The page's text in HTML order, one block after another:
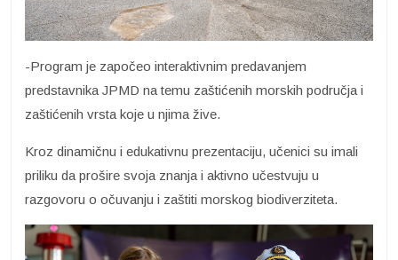
-Program je započeo interaktivnim predavanjem
predstavnika JPMD na temu zaštićenih morskih područja i
zaštićenih vrsta koje u njima žive.
Kroz dinamičnu i edukativnu prezentaciju, učenici su imali
priliku da prošire svoja znanja i aktivno učestvuju u
razgovoru o očuvanju i zaštiti morskog biodiverziteta.